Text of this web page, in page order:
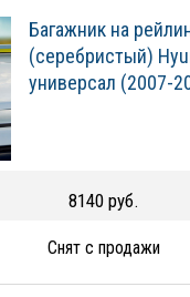
Багажник на
(серебристый)
универсал (2007-
8140 руб.
Снят с продажи